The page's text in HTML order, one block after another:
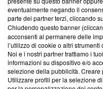
Su di noi
Team editoriale
Corporate
Redazione
eventualmente negando il
parte dei partner terzi, cliccando
Chiudendo questo banner
acconsenti al permanere delle
l’utilizzo di cookie o altri
Noi e i nostri partner trattiamo i
informazioni su dispositivo e/o
selezione della pubblicità.
Utilizzare profili per la selezione